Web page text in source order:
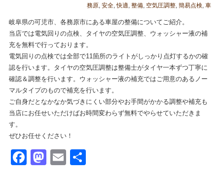
務原, 安全,快適 整備, 空気圧調整, 簡易点検 車
岐阜県の可児市、各務原市にある車屋の整備についてご紹介。
当店では電気回りの点検、タイヤの空気圧調整、ウォッシャー液の補
充を無料で行っております。
電気回りの点検では全部で11箇所のライトがしっかり点灯するかの確
認を行います。タイヤの空気圧調整は整備士がタイヤ一本ずつ丁寧に
確認＆調整を行います。ウォッシャー液の補充ではご用意のあるノー
マルタイプのもので補充を行います。
ご自身だとなかなか気づきにくい部分やお手間がかかる調整や補充も
当店にお任せいただけばお時間変わらず無料でやらせていただきま
す。
ぜひお任せください！
Facebook
Mastodon
Email